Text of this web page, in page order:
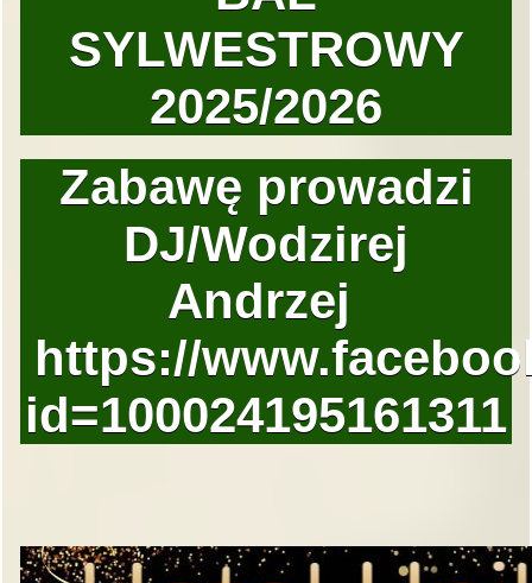
SYLWESTROWY
2025/2026
Zabawę prowadzi
DJ/Wodzirej
Andrzej
https://
id=100024195161311